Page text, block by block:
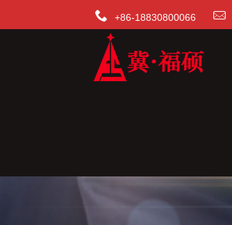
+86-18830800066